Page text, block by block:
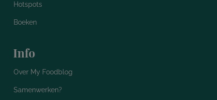
Hotspots
Boeken
Info
Over My Foodblog
Samenwerken?